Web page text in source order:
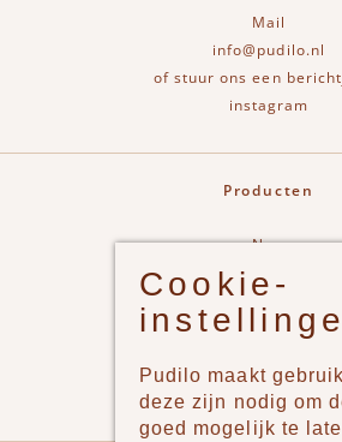
Mail
info@pudilo.nl
of stuur ons een
instagram
Producten
New
Jongens
Meisjes
Merken
Cookie-
Pudilo maakt
deze zijn nodig om
goed mogelijk te